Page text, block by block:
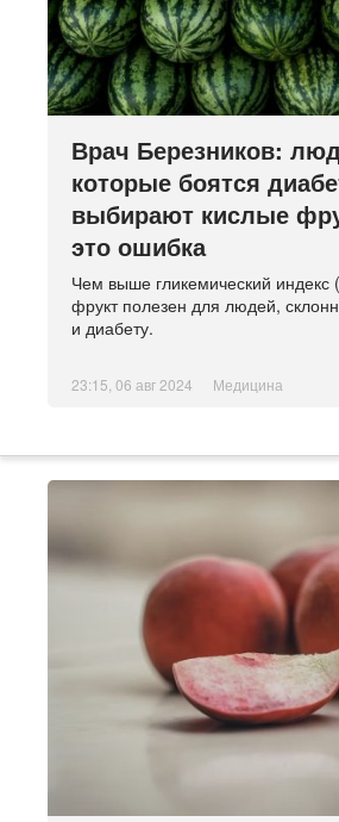
Врач Березников:
которые боятся
выбирают кислые
это ошибка
Чем выше гликемический
фрукт полезен для людей,
и диабету.
23:15, 06 авг 2024 Медицина